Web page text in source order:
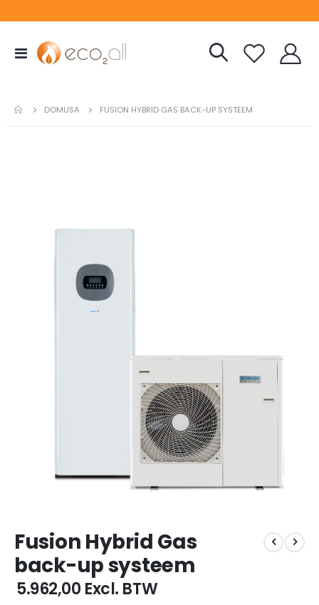
Toggle
Nav
DOMUSA FUSION HYBRID GAS BACK-UP SYSTEEM
afbeeldingen-
naar
het
begin
van
de
Fusion Hybrid Gas
back-up systeem
€ 5.962,00 Excl. BTW